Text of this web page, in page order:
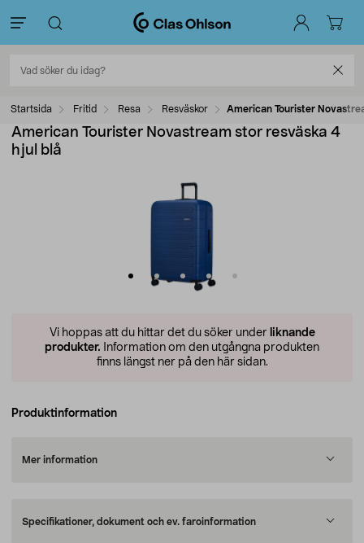
Startsida Fritid Resa Resväskor American Tourister
American Tourister Novastream stor resväska 4
hjul blå
Vi hoppas att du hittar det du söker under liknande
produkter. Information om den utgångna produkten
finns längst ner på den här sidan.
Produktinformation
Mer information
Specifikationer, dokument och ev. faroinformation